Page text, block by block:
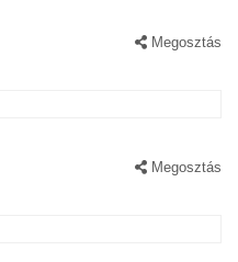
Megosztás
Megosztás